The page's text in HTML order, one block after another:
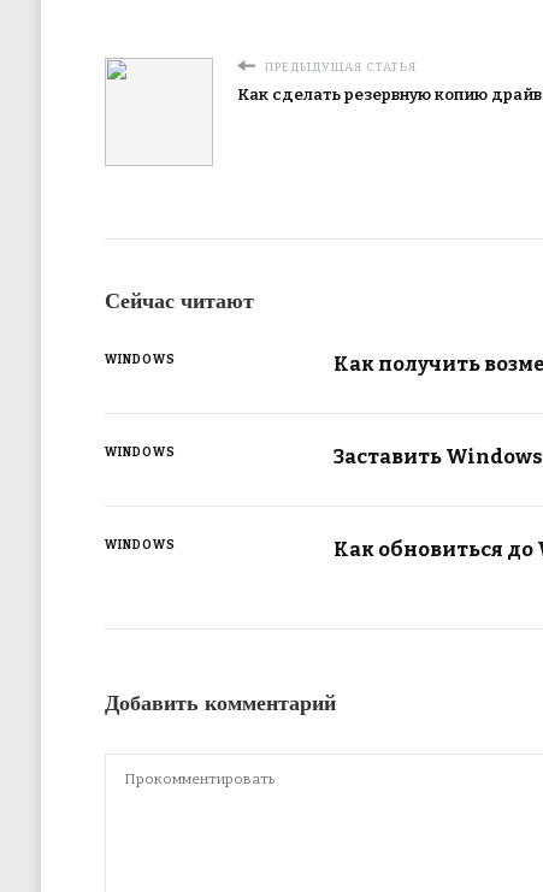
ПРЕДЫДУЩАЯ СТАТЬЯ
Как сделать резервную копию
Сейчас читают
WINDOWS Как получить
WINDOWS Заставить
WINDOWS Как обновиться
Добавить комментарий